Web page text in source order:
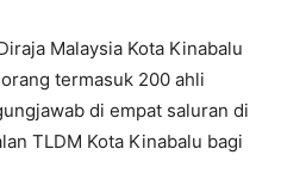
Malaysia Kota Kinabalu
termasuk 200 ahli
di empat saluran di
TLDM Kota Kinabalu bagi